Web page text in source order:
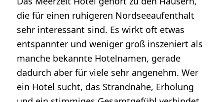
die für einen ruhigeren Nordseeaufenthalt
sehr interessant sind. Es wirkt oft etwas
entspannter und weniger groß inszeniert als
manche bekannte Hotelnamen, gerade
dadurch aber für viele sehr angenehm. Wer
ein Hotel sucht, das Strandnähe, Erholung